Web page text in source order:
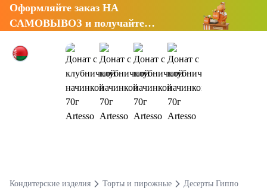
Оформляйте заказ НА
САМОВЫВОЗ и получайте
Кондитерские изделия Торты и пирожные Десерты Гиппо